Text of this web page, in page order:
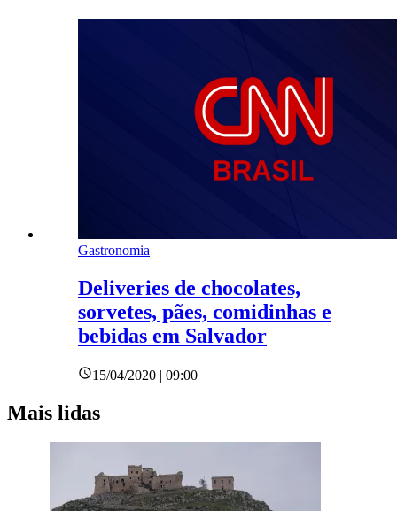
Gastronomia
Deliveries de chocolates,
sorvetes, pães, comidinhas e
bebidas em Salvador
15/04/2020 | 09:00
Mais lidas